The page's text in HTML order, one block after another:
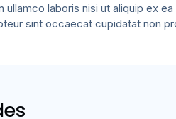
ullamco laboris nisi ut aliquip ex
sint occaecat cupidatat non